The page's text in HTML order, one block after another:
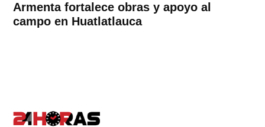
Armenta fortalece obras y apoyo al
campo en Huatlatlauca